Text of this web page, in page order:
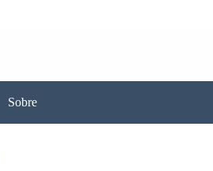
Sobre